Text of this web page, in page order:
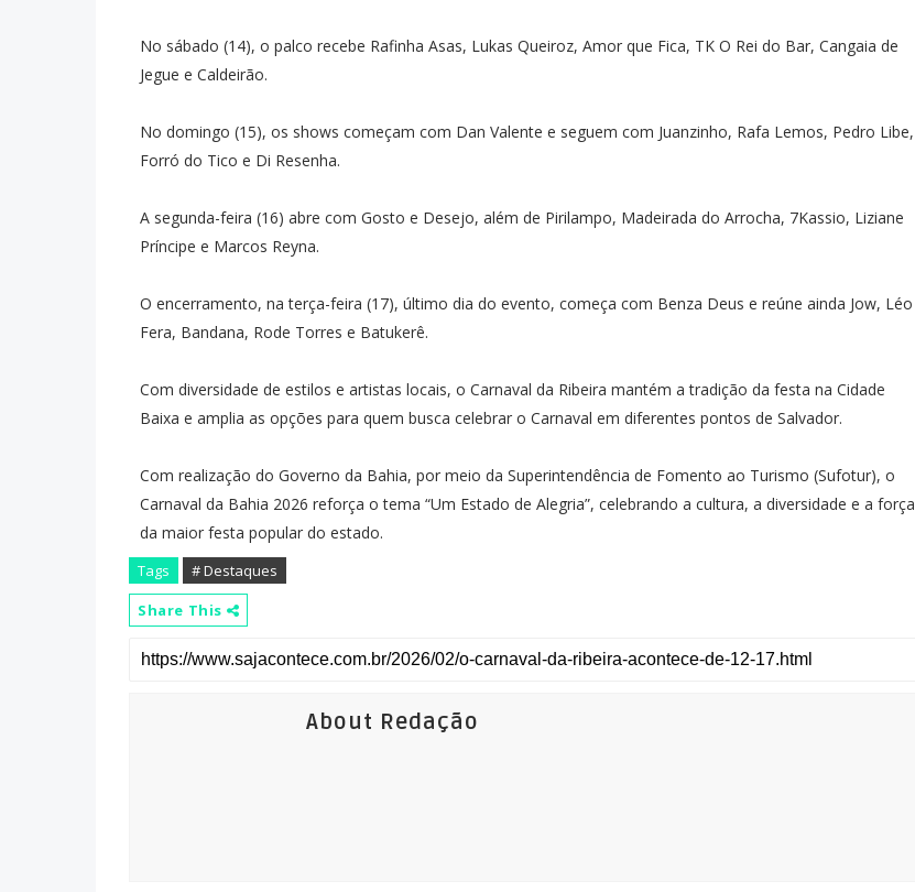
No sábado (14), o palco recebe Rafinha Asas, Lukas Queiroz, Amor que Fica, TK O Rei do Bar, Cangaia de
Jegue e Caldeirão.
No domingo (15), os shows começam com Dan Valente e seguem com Juanzinho, Rafa Lemos, Pedro Libe,
Forró do Tico e Di Resenha.
A segunda-feira (16) abre com Gosto e Desejo, além de Pirilampo, Madeirada do Arrocha, 7Kassio, Liziane
Príncipe e Marcos Reyna.
O encerramento, na terça-feira (17), último dia do evento, começa com Benza Deus e reúne ainda Jow, Léo
Fera, Bandana, Rode Torres e Batukerê.
Com diversidade de estilos e artistas locais, o Carnaval da Ribeira mantém a tradição da festa na Cidade
Baixa e amplia as opções para quem busca celebrar o Carnaval em diferentes pontos de Salvador.
Com realização do Governo da Bahia, por meio da Superintendência de Fomento ao Turismo (Sufotur), o
Carnaval da Bahia 2026 reforça o tema “Um Estado de Alegria”, celebrando a cultura, a diversidade e a força
da maior festa popular do estado.
Tags
# Destaques
Share This
About Redação